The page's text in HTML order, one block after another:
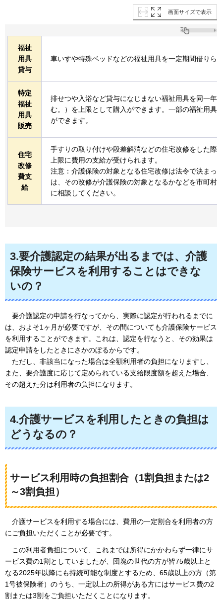
画面サイズで表示
福祉
用具
貸与
車いすや特殊ベッドなどの福祉用具を一定期間借りら
特定
福祉
用具
販売
排せつや入浴など貸与になじまない福祉用具を同一年
む。）を上限として購入ができます。一部の福祉用具
ができます。
住宅
改修
費支
給
手すりの取り付けや段差解消などの住宅改修をした際
上限に費用の支給が受けられます。
注意：介護保険の対象となる住宅改修は法令で決まっ
は、その改修が介護保険の対象となるかなどを市町村
に相談してください。
3.要介護認定の結果が出るまでは、介護
保険サービスを利用することはできな
いの？
要介護認定の申請を行なってから、実際に認定が行われるまでに
は、およそ1ヶ月が必要ですが、その間についても介護保険サービス
を利用することができます。これは、認定を行なうと、その効果は
認定申請をしたときにさかのぼるからです。
ただし、 非該当になった場合は全額利用者の負担になりますし、
また、要介護度に応じて定められている支給限度額を超えた場合、
その超えた分は利用者の負担になります。
4.介護サービスを利用したときの負担は
どうなるの？
サービス利用時の負担割合（1割負担または2
～3割負担）
介護サービスを利用する場合には、費用の一定割合を利用者の方
にご負担いただくことが必要です。
この利用者負担について、これまでは所得にかかわらず一律にサ
ービス費の1割としていましたが、団塊の世代の方が皆75歳以上と
なる2025年以降にも持続可能な制度とするため、65歳以上の方（第
1号被保険者）のうち、一定以上の所得がある方にはサービス費の2
割または3割をご負担いただくことになります。